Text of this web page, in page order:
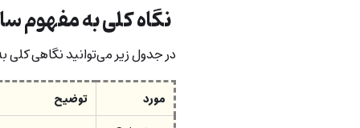
نگاه کلی به مفهوم
در جدول زیر می‌توانید نگاهی
مورد
توضیح